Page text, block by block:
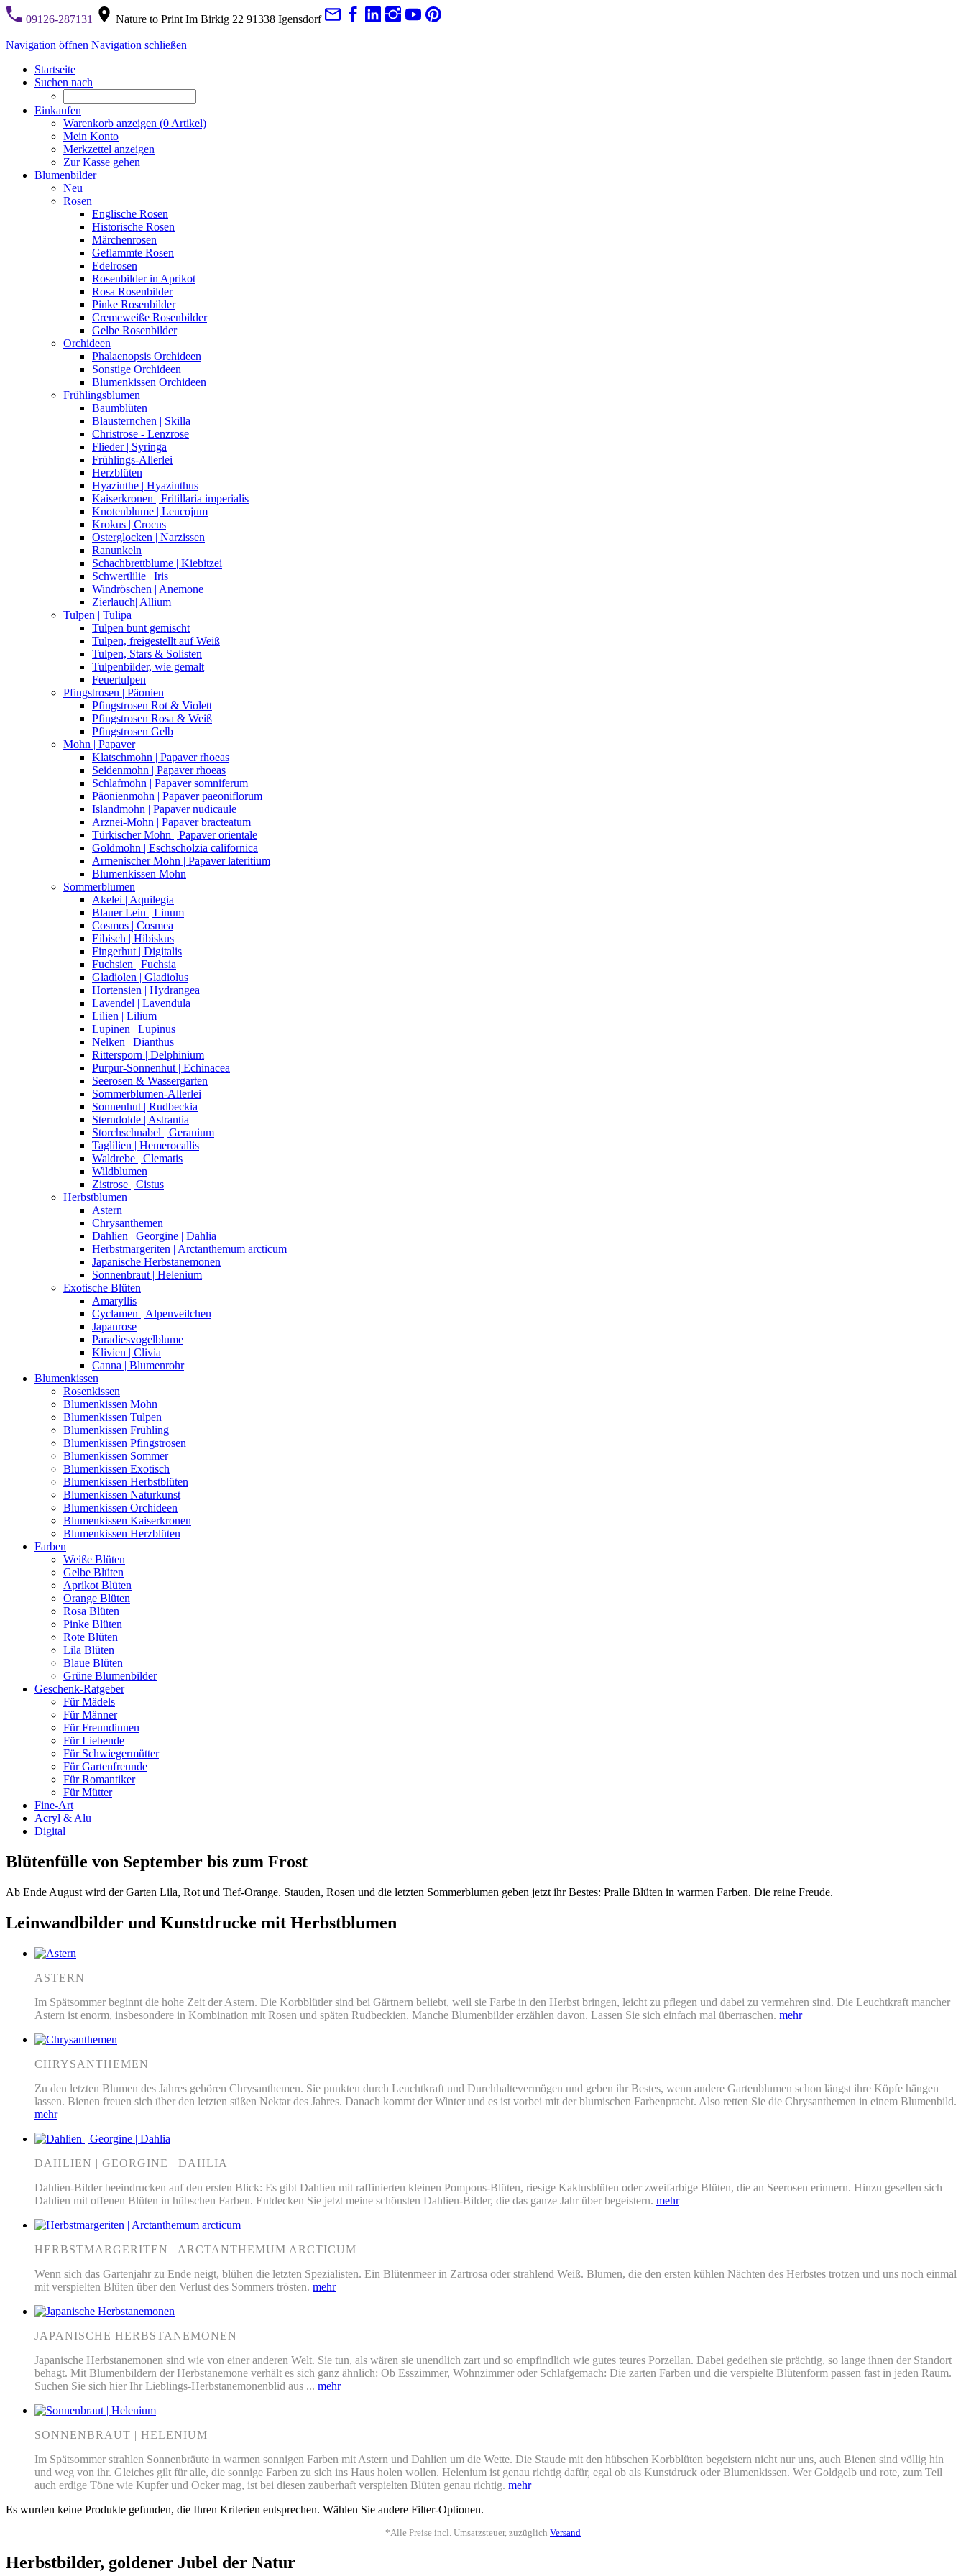
09126-287131 Nature to Print Im Birkig 22 91338 Igensdorf
Navigation öffnen Navigation schließen
Startseite
Suchen nach
Einkaufen
Warenkorb anzeigen (0 Artikel)
Mein Konto
Merkzettel anzeigen
Zur Kasse gehen
Blumenbilder
Neu
Rosen
Englische Rosen
Historische Rosen
Märchenrosen
Geflammte Rosen
Edelrosen
Rosenbilder in Aprikot
Rosa Rosenbilder
Pinke Rosenbilder
Cremeweiße Rosenbilder
Gelbe Rosenbilder
Orchideen
Phalaenopsis Orchideen
Sonstige Orchideen
Blumenkissen Orchideen
Frühlingsblumen
Baumblüten
Blausternchen | Skilla
Christrose - Lenzrose
Flieder | Syringa
Frühlings-Allerlei
Herzblüten
Hyazinthe | Hyazinthus
Kaiserkronen | Fritillaria imperialis
Knotenblume | Leucojum
Krokus | Crocus
Osterglocken | Narzissen
Ranunkeln
Schachbrettblume | Kiebitzei
Schwertlilie | Iris
Windröschen | Anemone
Zierlauch| Allium
Tulpen | Tulipa
Tulpen bunt gemischt
Tulpen, freigestellt auf Weiß
Tulpen, Stars & Solisten
Tulpenbilder, wie gemalt
Feuertulpen
Pfingstrosen | Päonien
Pfingstrosen Rot & Violett
Pfingstrosen Rosa & Weiß
Pfingstrosen Gelb
Mohn | Papaver
Klatschmohn | Papaver rhoeas
Seidenmohn | Papaver rhoeas
Schlafmohn | Papaver somniferum
Päonienmohn | Papaver paeoniflorum
Islandmohn | Papaver nudicaule
Arznei-Mohn | Papaver bracteatum
Türkischer Mohn | Papaver orientale
Goldmohn | Eschscholzia californica
Armenischer Mohn | Papaver lateritium
Blumenkissen Mohn
Sommerblumen
Akelei | Aquilegia
Blauer Lein | Linum
Cosmos | Cosmea
Eibisch | Hibiskus
Fingerhut | Digitalis
Fuchsien | Fuchsia
Gladiolen | Gladiolus
Hortensien | Hydrangea
Lavendel | Lavendula
Lilien | Lilium
Lupinen | Lupinus
Nelken | Dianthus
Rittersporn | Delphinium
Purpur-Sonnenhut | Echinacea
Seerosen & Wassergarten
Sommerblumen-Allerlei
Sonnenhut | Rudbeckia
Sterndolde | Astrantia
Storchschnabel | Geranium
Taglilien | Hemerocallis
Waldrebe | Clematis
Wildblumen
Zistrose | Cistus
Herbstblumen
Astern
Chrysanthemen
Dahlien | Georgine | Dahlia
Herbstmargeriten | Arctanthemum arcticum
Japanische Herbstanemonen
Sonnenbraut | Helenium
Exotische Blüten
Amaryllis
Cyclamen | Alpenveilchen
Japanrose
Paradiesvogelblume
Klivien | Clivia
Canna | Blumenrohr
Blumenkissen
Rosenkissen
Blumenkissen Mohn
Blumenkissen Tulpen
Blumenkissen Frühling
Blumenkissen Pfingstrosen
Blumenkissen Sommer
Blumenkissen Exotisch
Blumenkissen Herbstblüten
Blumenkissen Naturkunst
Blumenkissen Orchideen
Blumenkissen Kaiserkronen
Blumenkissen Herzblüten
Farben
Weiße Blüten
Gelbe Blüten
Aprikot Blüten
Orange Blüten
Rosa Blüten
Pinke Blüten
Rote Blüten
Lila Blüten
Blaue Blüten
Grüne Blumenbilder
Geschenk-Ratgeber
Für Mädels
Für Männer
Für Freundinnen
Für Liebende
Für Schwiegermütter
Für Gartenfreunde
Für Romantiker
Für Mütter
Fine-Art
Acryl & Alu
Digital
Blütenfülle von September bis zum Frost
Ab Ende August wird der Garten Lila, Rot und Tief-Orange. Stauden, Rosen und die letzten Sommerblumen geben jetzt ihr Bestes: Pralle Blüten in warmen Farben. Die reine Freude.
Leinwandbilder und Kunstdrucke mit Herbstblumen
ASTERN
Im Spätsommer beginnt die hohe Zeit der Astern. Die Korbblütler sind bei Gärtnern beliebt, weil sie Farbe in den Herbst bringen, leicht zu pflegen und dabei zu vermehren sind. Die Leuchtkraft mancher
Astern ist enorm, insbesondere in Kombination mit Rosen und späten Rudbeckien. Manche Blumenbilder erzählen davon. Lassen Sie sich einfach mal überraschen. mehr
CHRYSANTHEMEN
Zu den letzten Blumen des Jahres gehören Chrysanthemen. Sie punkten durch Leuchtkraft und Durchhaltevermögen und geben ihr Bestes, wenn andere Gartenblumen schon längst ihre Köpfe hängen
lassen. Bienen freuen sich über den letzten süßen Nektar des Jahres. Danach kommt der Winter und es ist vorbei mit der blumischen Farbenpracht. Also retten Sie die Chrysanthemen in einem Blumenbild.
mehr
DAHLIEN | GEORGINE | DAHLIA
Dahlien-Bilder beeindrucken auf den ersten Blick: Es gibt Dahlien mit raffinierten kleinen Pompons-Blüten, riesige Kaktusblüten oder zweifarbige Blüten, die an Seerosen erinnern. Hinzu gesellen sich
Dahlien mit offenen Blüten in hübschen Farben. Entdecken Sie jetzt meine schönsten Dahlien-Bilder, die das ganze Jahr über begeistern. mehr
HERBSTMARGERITEN | ARCTANTHEMUM ARCTICUM
Wenn sich das Gartenjahr zu Ende neigt, blühen die letzten Spezialisten. Ein Blütenmeer in Zartrosa oder strahlend Weiß. Blumen, die den ersten kühlen Nächten des Herbstes trotzen und uns noch einmal
mit verspielten Blüten über den Verlust des Sommers trösten. mehr
JAPANISCHE HERBSTANEMONEN
Japanische Herbstanemonen sind wie von einer anderen Welt. Sie tun, als wären sie unendlich zart und so empfindlich wie gutes teures Porzellan. Dabei gedeihen sie prächtig, so lange ihnen der Standort
behagt. Mit Blumenbildern der Herbstanemone verhält es sich ganz ähnlich: Ob Esszimmer, Wohnzimmer oder Schlafgemach: Die zarten Farben und die verspielte Blütenform passen fast in jeden Raum.
Suchen Sie sich hier Ihr Lieblings-Herbstanemonenblid aus ... mehr
SONNENBRAUT | HELENIUM
Im Spätsommer strahlen Sonnenbräute in warmen sonnigen Farben mit Astern und Dahlien um die Wette. Die Staude mit den hübschen Korbblüten begeistern nicht nur uns, auch Bienen sind völlig hin
und weg von ihr. Gleiches gilt für alle, die sonnige Farben zu sich ins Haus holen wollen. Helenium ist genau richtig dafür, egal ob als Kunstdruck oder Blumenkissen. Wer Goldgelb und rote, zum Teil
auch erdige Töne wie Kupfer und Ocker mag, ist bei diesen zauberhaft verspielten Blüten genau richtig. mehr
Es wurden keine Produkte gefunden, die Ihren Kriterien entsprechen. Wählen Sie andere Filter-Optionen.
*Alle Preise incl. Umsatzsteuer, zuzüglich Versand
Herbstbilder, goldener Jubel der Natur